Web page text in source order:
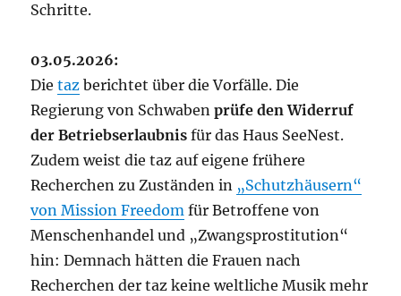
Schritte.
03.05.2026:
Dietaz berichtet über die Vorfälle. Die
Regierung von Schwabenprüfe den Widerruf
der Betriebserlaubnis für das Haus SeeNest.
Zudem weist die taz auf eigene frühere
Recherchen zu Zuständen in „Schutzhäusern“
von Mission Freedom für Betroffene von
Menschenhandel und „Zwangsprostitution“
hin: Demnach hätten die Frauen nach
Recherchen der taz keine weltliche Musik mehr